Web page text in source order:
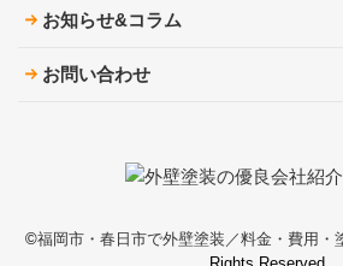
お知らせ&コラム
お問い合わせ
©︎福岡市・春日市で外壁塗装／料金・費用・